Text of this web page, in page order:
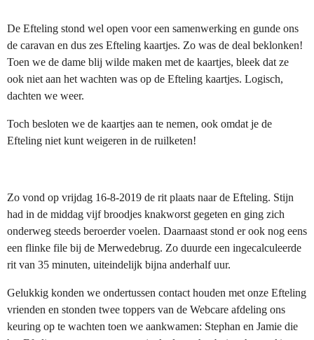
De Efteling stond wel open voor een samenwerking en gunde ons
de caravan en dus zes Efteling kaartjes. Zo was de deal beklonken!
Toen we de dame blij wilde maken met de kaartjes, bleek dat ze
ook niet aan het wachten was op de Efteling kaartjes. Logisch,
dachten we weer.
Toch besloten we de kaartjes aan te nemen, ook omdat je de
Efteling niet kunt weigeren in de ruilketen!
Zo vond op vrijdag 16-8-2019 de rit plaats naar de Efteling. Stijn
had in de middag vijf broodjes knakworst gegeten en ging zich
onderweg steeds beroerder voelen. Daarnaast stond er ook nog eens
een flinke file bij de Merwedebrug. Zo duurde een ingecalculeerde
rit van 35 minuten, uiteindelijk bijna anderhalf uur.
Gelukkig konden we ondertussen contact houden met onze Efteling
vrienden en stonden twee toppers van de Webcare afdeling ons
keuring op te wachten toen we aankwamen: Stephan en Jamie die